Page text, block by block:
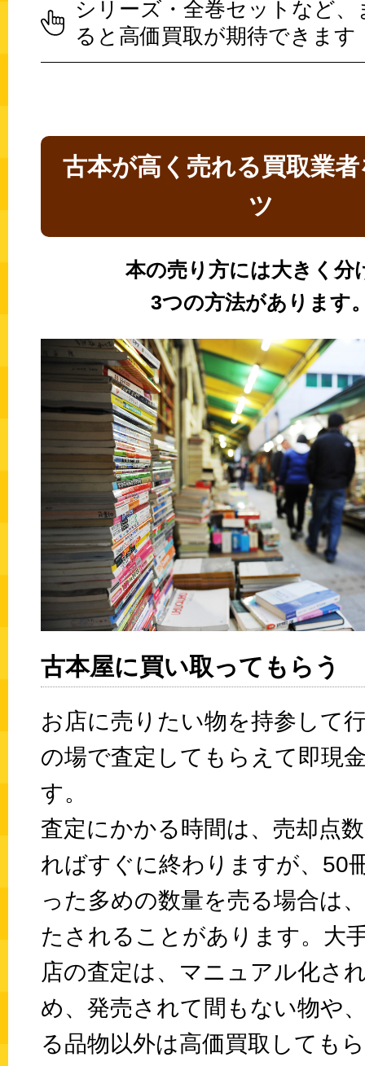
シリーズ・全巻セットなど、
ると高価買取が期待できます
古本が高く売れる買取業
ツ
本の売り方には大きく分
3つの方法があります
古本屋に買い取ってもらう
お店に売りたい物を持参して
の場で査定してもらえて即現
す。
査定にかかる時間は、売却点
ればすぐに終わりますが、50
った多めの数量を売る場合は
たされることがあります。大
店の査定は、マニュアル化さ
め、発売されて間もない物や
る品物以外は高価買取しても